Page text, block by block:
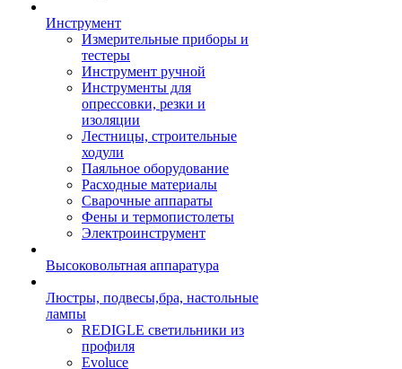
Инструмент
Измерительные приборы и
тестеры
Инструмент ручной
Инструменты для
опрессовки, резки и
изоляции
Лестницы, строительные
ходули
Паяльное оборудование
Расходные материалы
Сварочные аппараты
Фены и термопистолеты
Электроинструмент
Высоковольтная аппаратура
Люстры, подвесы,бра, настольные
лампы
REDIGLE светильники из
профиля
Evoluce